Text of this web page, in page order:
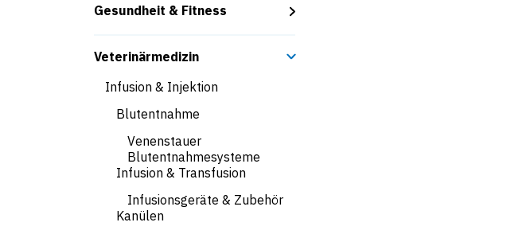
Gesundheit & Fitness
Veterinärmedizin
Infusion & Injektion
Blutentnahme
Venenstauer
Blutentnahmesysteme
Infusion & Transfusion
Infusionsgeräte & Zubehör
Kanülen